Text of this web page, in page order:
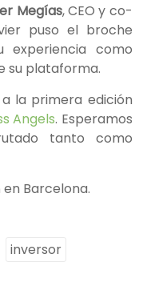
Megías, CEO y co-
puso el broche
como
su plataforma.
la primera edición
Angels. Esperamos
tanto como
Barcelona.
inversor